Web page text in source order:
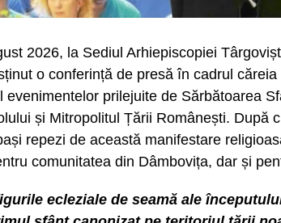
2026, la Sediul Arhiepiscopiei
o conferință de presă în cadrul
evenimentelor prilejuite de Sărbătoarea
și Mitropolitul Țării Românești. După
repezi de această manifestare
comunitatea din Dâmbovița, dar și
ecleziale de seamă ale